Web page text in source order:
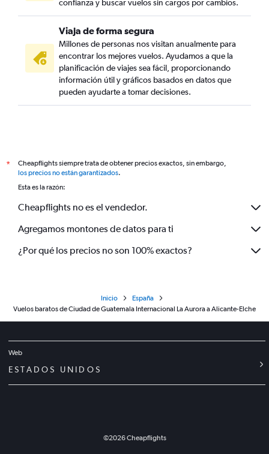
confianza y buscar vuelos sin cargos por cambios.
Viaja de forma segura
Millones de personas nos visitan anualmente para
encontrar los mejores vuelos. Ayudamos a que la
planificación de viajes sea fácil, proporcionando
información útil y gráficos basados en datos que
pueden ayudarte a tomar decisiones.
*
Cheapflights siempre trata de obtener precios exactos, sin embargo,
los precios no están garantizados.
Esta es la razón:
Cheapflights no es el vendedor.
Agregamos montones de datos para ti
¿Por qué los precios no son 100% exactos?
Inicio
España
Vuelos baratos de Ciudad de Guatemala Internacional La Aurora a Alicante-Elche
Web
ESTADOS UNIDOS
©2026Cheapflights